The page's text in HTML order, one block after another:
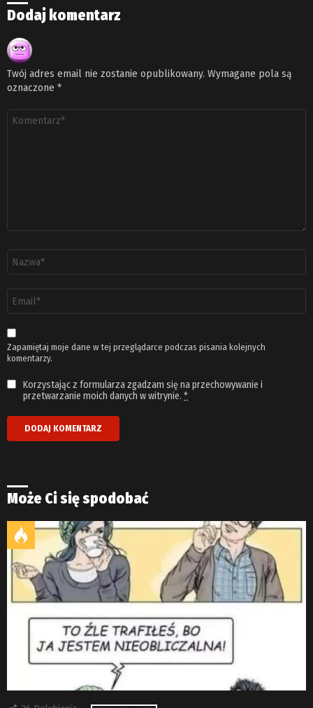
Dodaj komentarz
Twój adres email nie zostanie opublikowany. Wymagane pola są
oznaczone *
Komentarz
email
*
Zapamiętaj moje dane w tej przeglądarce podczas pisania kolejnych
komentarzy.
Korzystając z formularza zgadzam się na przechowywanie i
przetwarzanie moich danych w witrynie. *
Może Ci się spodobać